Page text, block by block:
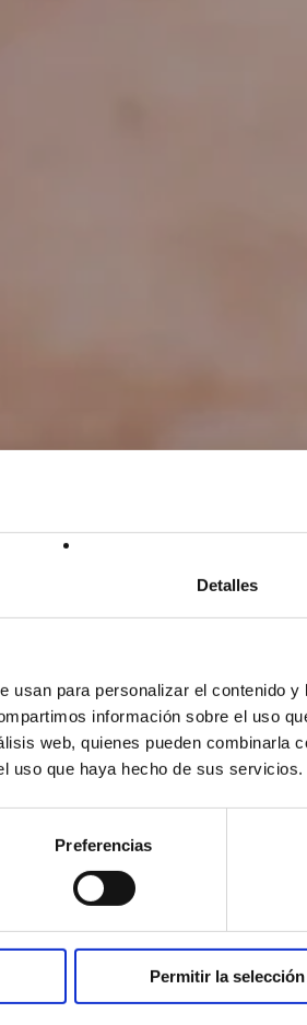
Detalles
usan para personalizar el contenido
información sobre el uso
web, quienes pueden combinarla
uso que haya hecho de sus servicios.
Preferencias
Permitir la selección